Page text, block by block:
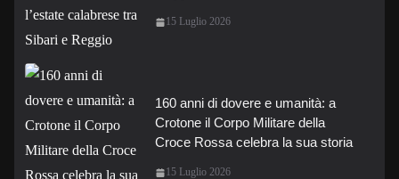
15 Luglio 2026
160 anni di dovere e umanità: a
Crotone il Corpo Militare della
Croce Rossa celebra la sua storia
15 Luglio 2026